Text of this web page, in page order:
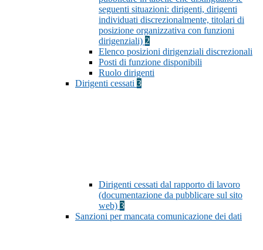
seguenti situazioni: dirigenti, dirigenti
individuati discrezionalmente, titolari di
posizione organizzativa con funzioni
dirigenziali) 2
Elenco posizioni dirigenziali discrezionali
Posti di funzione disponibili
Ruolo dirigenti
Dirigenti cessati 3
Dirigenti cessati dal rapporto di lavoro
(documentazione da pubblicare sul sito
web) 3
Sanzioni per mancata comunicazione dei dati